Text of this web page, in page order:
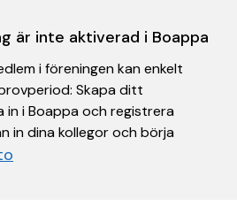
är inte aktiverad i Boappa
i föreningen kan enkelt
Skapa ditt
in i Boappa och registrera
in dina kollegor och börja